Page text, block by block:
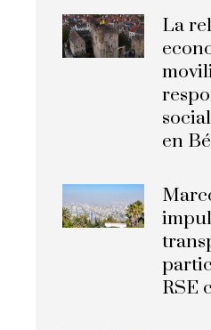
La
en
RSE